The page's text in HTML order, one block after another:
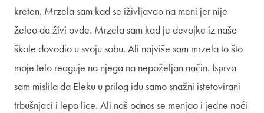
kreten. Mrzela sam kad se iživljavao na meni jer nije
želeo da živi ovde. Mrzela sam kad je devojke iz naše
škole dovodio u svoju sobu. Ali najviše sam mrzela to što
moje telo reaguje na njega na nepoželjan način. Isprva
sam mislila da Eleku u prilog idu samo snažni istetovirani
trbušnjaci i lepo lice. Ali naš odnos se menjao i jedne noći